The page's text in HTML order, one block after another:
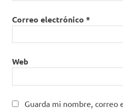
Correo electrónico *
Web
Guarda mi nombre, correo